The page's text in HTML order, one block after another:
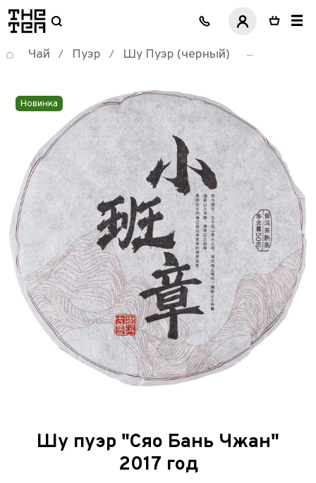
логотип
Чай / Пуэр / Шу Пуэр (черный)
Новинка
Шу пуэр "Сяо Бань Чжан"
2017 год